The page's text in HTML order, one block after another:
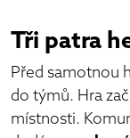
Tři patra
Před samotnou
do týmů. Hra
místnosti.